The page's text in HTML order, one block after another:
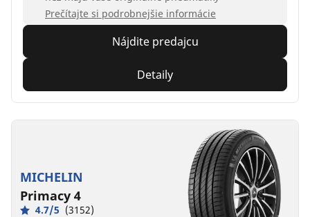
Prečítajte si podrobnejšie informácie
Nájdite predajcu
Detaily
MICHELIN
Primacy 4
4.7/5 (3152)